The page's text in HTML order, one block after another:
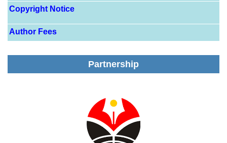
Copyright Notice
Author Fees
Partnership